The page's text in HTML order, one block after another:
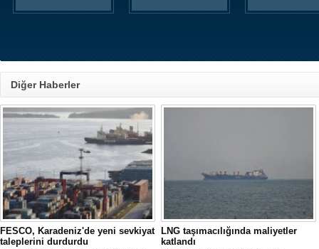
Diğer Haberler
FESCO, Karadeniz'de yeni sevkiyat
taleplerini durdurdu
LNG taşımacılığında maliyetler
katlandı